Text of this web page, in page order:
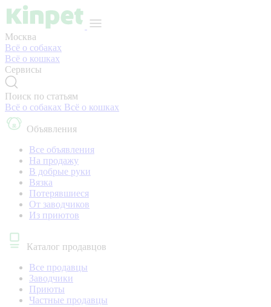
Москва
Всё о собаках
Всё о кошках
Сервисы
Поиск по статьям
Всё о собаках Всё о кошках
Объявления
Все объявления
На продажу
В добрые руки
Вязка
Потерявшиеся
От заводчиков
Из приютов
Каталог продавцов
Все продавцы
Заводчики
Приюты
Частные продавцы